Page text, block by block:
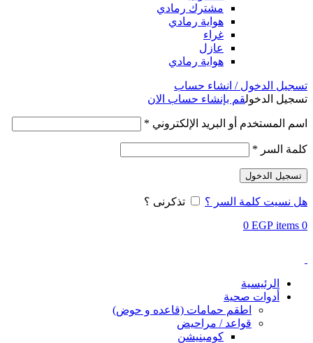
مشترك رمادي
هواية رمادي
غراء
عازل
هواية رمادي
تسجيل الدخول / انشاء حساب
تسجيل الدخولقم بإنشاء حساب الان
اسم المستخدم أو البريد الإلكتروني *
كلمة السر *
تسجيل الدخول
هل نسيت كلمة السر ؟
تذكرنى ؟
0
items
0 EGP
الرئيسية
أدوات صحية
اطقم حمامات (قاعده و حوض)
قواعد / مراحيض
كومبنيشن